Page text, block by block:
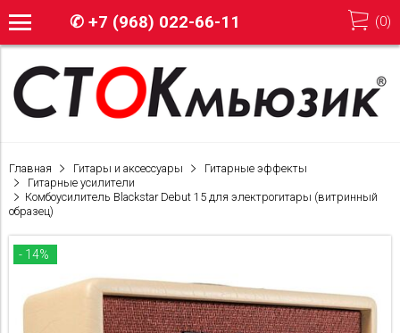
✆ +7 (968) 022-66-11 (0)
Главная Гитары и аксессуары
Гитарные эффекты
Гитарные усилители
Комбоусилитель Blackstar Debut 15 для электрогитары (витринный
образец)
- 14%